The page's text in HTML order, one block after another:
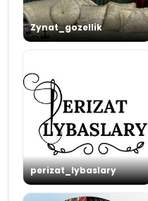
Zynat_gozellik
perizat_lybaslary